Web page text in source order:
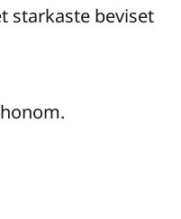
starkaste beviset